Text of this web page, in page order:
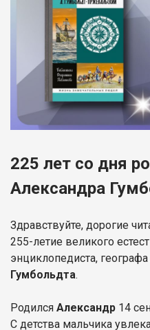
225 лет со дня
Александра
Здравствуйте, дорогие
255-летие великого
энциклопедиста, географа
Гумбольдта.
Родился Александр 14
С детства мальчика